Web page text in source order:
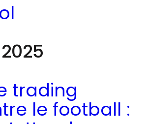
trading
le football :